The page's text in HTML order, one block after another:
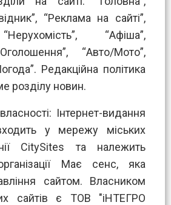
“Реклама на сайті”,
“Афіша”,
“Авто/Мото”,
Редакційна політика
розділу новин.
Інтернет-видання
у мережу міських
CitySites та належить
Має сенс, яка
сайтом. Власником
сайтів є ТОВ "іНТЕГРО